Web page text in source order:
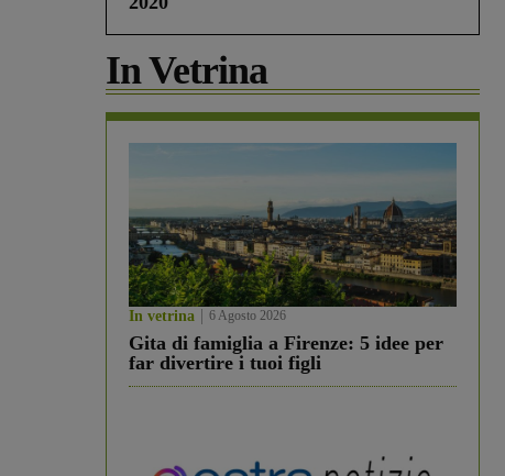
In Vetrina
In vetrina 6 Agosto 2026
Gita di famiglia a Firenze: 5 idee per
far divertire i tuoi figli